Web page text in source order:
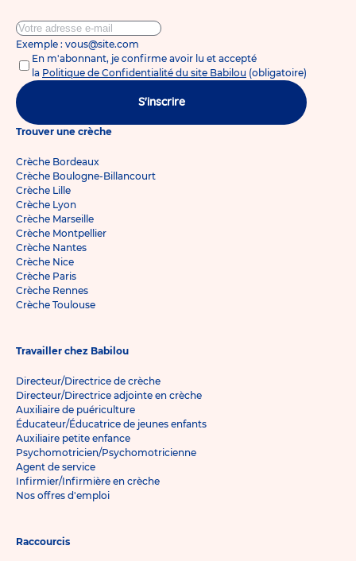
Exemple : vous@site.com
En m'abonnant, je confirme avoir lu et accepté
la Politique de Confidentialité du site Babilou (obligatoire)
S'inscrire
Trouver une crèche
Crèche Bordeaux
Crèche Boulogne-Billancourt
Crèche Lille
Crèche Lyon
Crèche Marseille
Crèche Montpellier
Crèche Nantes
Crèche Nice
Crèche Paris
Crèche Rennes
Crèche Toulouse
Travailler chez Babilou
Directeur/Directrice de crèche
Directeur/Directrice adjointe en crèche
Auxiliaire de puériculture
Éducateur/Éducatrice de jeunes enfants
Auxiliaire petite enfance
Psychomotricien/Psychomotricienne
Agent de service
Infirmier/Infirmière en crèche
Nos offres d'emploi
Raccourcis